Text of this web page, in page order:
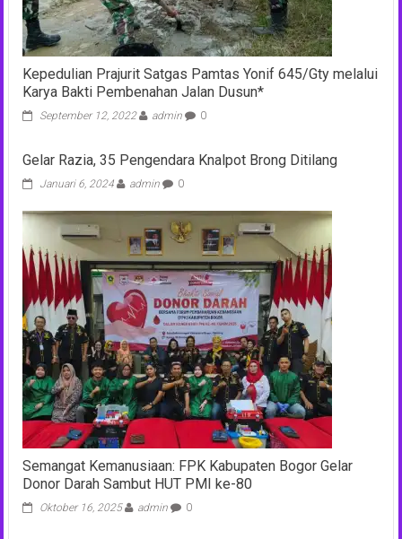
Kepedulian Prajurit Satgas Pamtas Yonif 645/Gty melalui
Karya Bakti Pembenahan Jalan Dusun*
September 12, 2022 admin 0
Gelar Razia, 35 Pengendara Knalpot Brong Ditilang
Januari 6, 2024 admin 0
Semangat Kemanusiaan: FPK Kabupaten Bogor Gelar
Donor Darah Sambut HUT PMI ke-80
Oktober 16, 2025 admin 0